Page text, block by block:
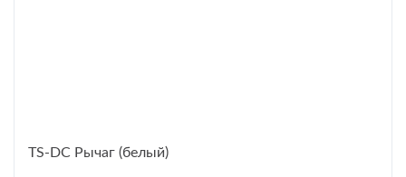
TS-DC Рычаг (белый)